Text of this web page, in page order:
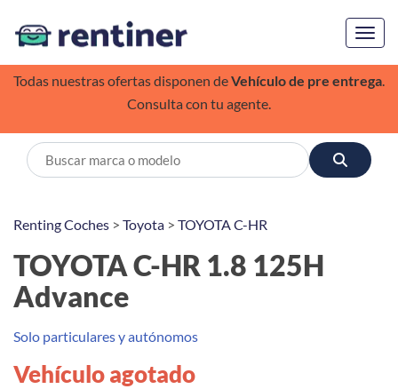
Todas nuestras ofertas disponen deVehículo de pre entrega.
Consulta con tu agente.
Renting Coches > Toyota > TOYOTA C-HR
TOYOTA C-HR 1.8 125H
Advance
Solo particulares y autónomos
Vehículo agotado